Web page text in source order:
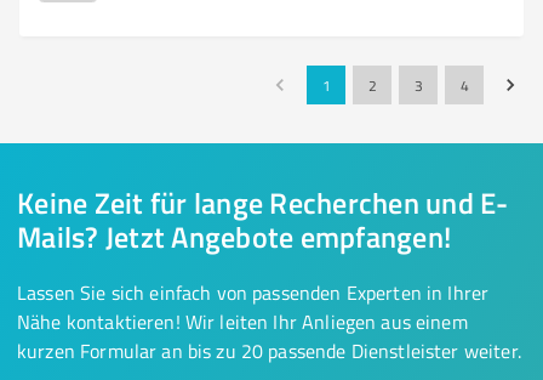
1 2 3 4
Keine Zeit für lange Recherchen und E-
Mails? Jetzt Angebote empfangen!
Lassen Sie sich einfach von passenden Experten in Ihrer
Nähe kontaktieren! Wir leiten Ihr Anliegen aus einem
kurzen Formular an bis zu 20 passende Dienstleister weiter.